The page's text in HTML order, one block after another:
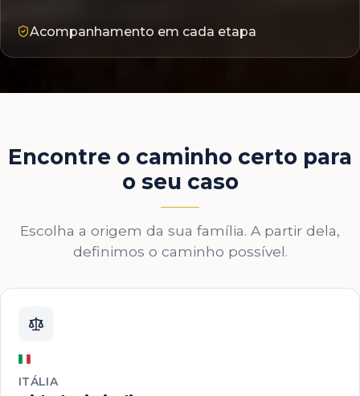
Acompanhamento em cada etapa
Encontre o caminho certo para
o seu caso
Escolha a origem da sua família. A partir dela,
definimos o caminho possível.
ITÁLIA